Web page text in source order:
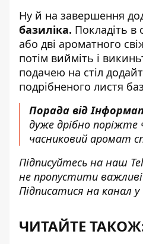
Ну й на завершення
базиліка. Покладіть в
або дві ароматного
потім вийміть і
подачею на стіл
подрібненого листя
Порада від
дуже дрібно поріжте
часниковий аромат
Підписуйтесь на наш
не пропустити
Підписатися на канал
ЧИТАЙТЕ